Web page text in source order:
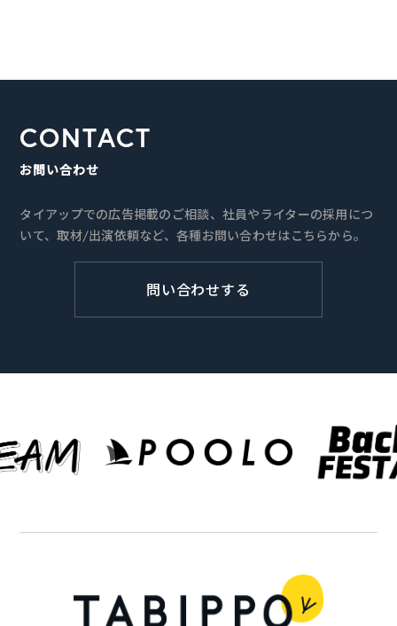
CONTACT
お問い合わせ
タイアップでの広告掲載のご相談、社員やライターの採用につ
いて、取材/出演依頼など、各種お問い合わせはこちらから。
問い合わせする